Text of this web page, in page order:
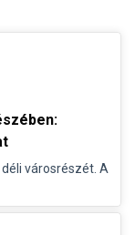
városrészét. A